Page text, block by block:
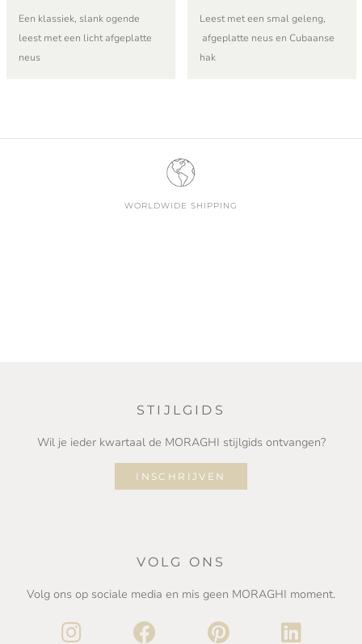
Een klassiek, slank ogende
leest met een licht afgeplatte
neus
Leest met een smal geleng,
afgeplatte neus en Cubaanse
hak
WORLDWIDE SHIPPING
STIJLGIDS
Wil je ieder kwartaal de MORAGHI stijlgids ontvangen?
INSCHRIJVEN
VOLG ONS
Volg ons op sociale media en mis geen MORAGHI moment.